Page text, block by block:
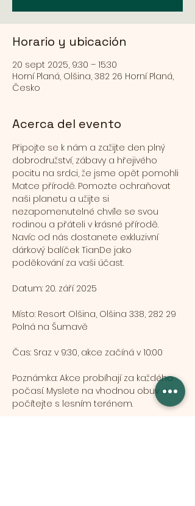
Horario y ubicación
20 sept 2025, 9:30 – 15:30
Horní Planá, Olšina, 382 26 Horní Planá,
Česko
Acerca del evento
Připojte se k nám a zažijte den plný
dobrodružství, zábavy a hřejivého
pocitu na srdci, že jsme opět pomohli
Matce přírodě. Pomozte ochraňovat
naši planetu a užijte si
nezapomenutelné chvíle se svou
rodinou a přáteli v krásné přírodě.
Navíc od nás dostanete exkluzivní
dárkový balíček TianDe jako
poděkování za vaši účast.
Datum: 20. září 2025
Místo: Resort Olšina, Olšina 338, 282 29
Polná na Šumavě
Čas: Sraz v 9:30, akce začíná v 10:00
Poznámka: Akce probíhají za každého
počasí. Myslete na vhodnou obuv a
počítejte s lesním terénem.